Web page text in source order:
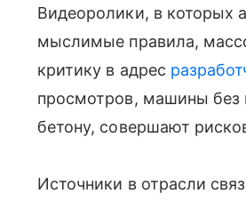
Видеоролики, в которых
мыслимые правила,
критику в адрес
просмотров, машины
бетону, совершают
Источники в отрасли